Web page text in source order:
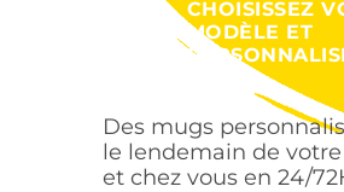
CHOISISSEZ
MODÈLE ET
Des mugs
le lendemain de
et chez vous en 24/